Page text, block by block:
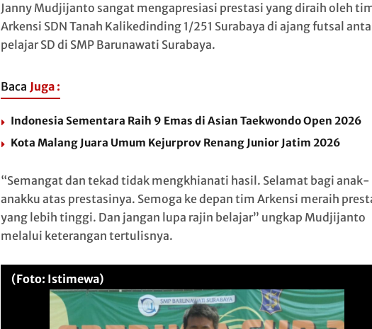
Janny Mudjijanto sangat mengapresiasi prestasi yang diraih oleh
Arkensi SDN Tanah Kalikedinding 1/251 Surabaya di ajang futsal
pelajar SD di SMP Barunawati Surabaya.
Baca Juga :
Indonesia Sementara Raih 9 Emas di Asian Taekwondo Open 2026
Kota Malang Juara Umum Kejurprov Renang Junior Jatim 2026
“Semangat dan tekad tidak mengkhianati hasil. Selamat bagi anak-
anakku atas prestasinya. Semoga ke depan tim Arkensi meraih
yang lebih tinggi. Dan jangan lupa rajin belajar” ungkap Mudjijanto
melalui keterangan tertulisnya.
(Foto: Istimewa)